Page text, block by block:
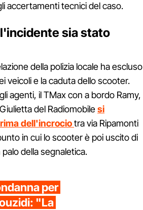
accertamenti tecnici del caso.
sia stato
della polizia locale ha escluso
veicoli e la caduta dello scooter.
agenti, il TMax con a bordo Ramy,
del Radiomobilesi
dell'incrociotra via Ripamonti
in cui lo scooter è poi uscito di
della segnaletica.
per
"La